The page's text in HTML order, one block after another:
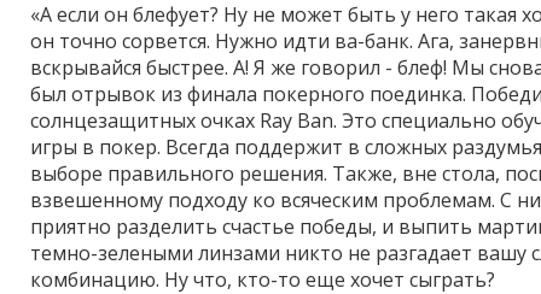
«А если он блефует? Ну не может быть у него такая
он точно сорвется. Нужно идти ва-банк. Ага,
вскрывайся быстрее. А! Я же говорил - блеф! Мы
был отрывок из финала покерного поединка.
солнцезащитных очках Ray Ban. Это специально
игры в покер. Всегда поддержит в сложных
выборе правильного решения. Также, вне стола,
взвешенному подходу ко всяческим проблемам. С
приятно разделить счастье победы, и выпить
темно-зелеными линзами никто не разгадает вашу
комбинацию. Ну что, кто-то еще хочет сыграть?